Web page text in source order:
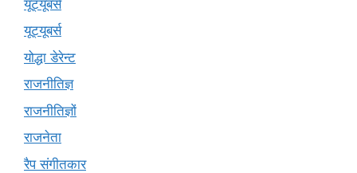
यूट्‍यूबर्स
यूट्यूबर्स
योद्धा डेरेन्ट
राजनीतिज्ञ
राजनीतिज्ञों
राजनेता
रैप संगीतकार